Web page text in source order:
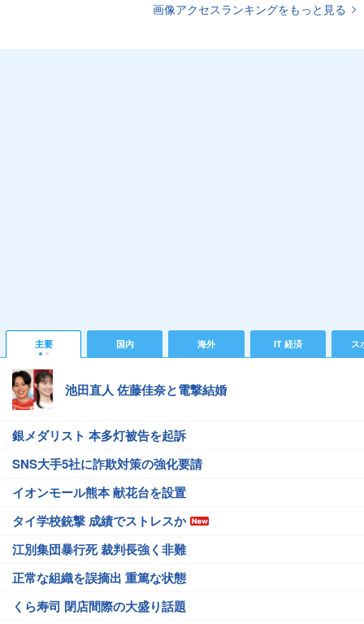
画像アクセスランキングをもっと見る
主要 国内 海外 IT 経済 ス
池田直人 佐藤佳奈と電撃結婚
銀メダリスト 本多灯被告を起訴
SNS大手5社に詐欺対策の強化要請
イオンモール熊本 献花台を設置
タイ学校銃撃 成績でストレスか
江別集団暴行死 裁判長強く非難
正常な組織を誤摘出 重篤な状態
くら寿司 閉店間際の大盛り話題